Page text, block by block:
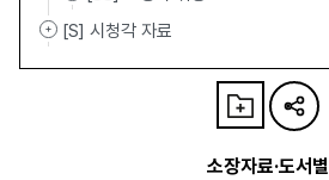
[S] 시청각 자료
소장자료·도서별